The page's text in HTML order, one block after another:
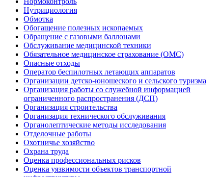
Нутрициология
Обмотка
Обогащение полезных ископаемых
Обращение с газовыми баллонами
Обслуживание медицинской техники
Обязательное медицинское страхование (ОМС)
Опасные отходы
Оператор беспилотных летающих аппаратов
Организации детско-юношеского и сельского туризма
Организация работы со служебной информацией
ограниченного распространения (ДСП)
Организация строительства
Организация технического обслуживания
Органолептические методы исследования
Отделочные работы
Охотничье хозяйство
Охрана труда
Оценка профессиональных рисков
Оценка уязвимости объектов транспортной